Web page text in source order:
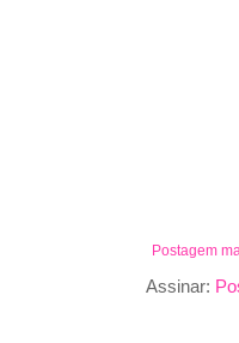
Postagem
Assinar: